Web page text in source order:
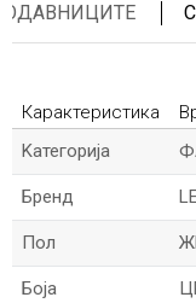
Карактеристика
Kатегорија
Бренд
Пол
Боја